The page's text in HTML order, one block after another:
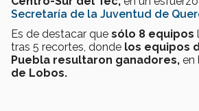
Secretaría de la Juventud de
Es de destacar que sólo 8 equipos
tras 5 recortes, donde los equipos
Puebla resultaron ganadores, en
de Lobos.